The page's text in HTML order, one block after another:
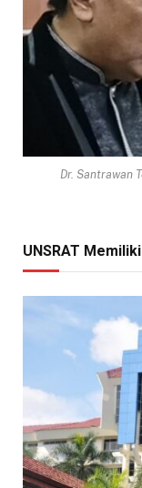
Dr. Santrawan
UNSRAT